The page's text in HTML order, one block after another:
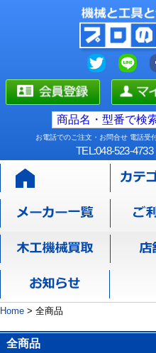
お電話でのご注文・お問合せ 電話受
TEL:048-523-4733
Home > 全商品
全商品